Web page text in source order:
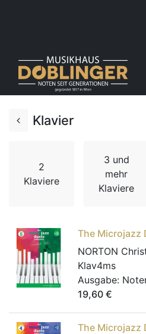
Klavier
2
Klaviere
3 und
mehr
Klaviere
The Microjazz
NORTON
Klav4ms
Ausgabe:
19,60 €
The Microjazz